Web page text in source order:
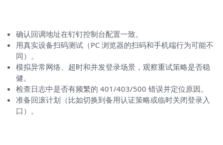
确认回调地址在钉钉控制台配置一致。
用真实设备扫码测试（PC 浏览器的扫码和手机端行为可能不
同）。
模拟异常网络、超时和并发登录场景，观察重试策略是否稳
健。
检查日志中是否有频繁的 401/403/500 错误并定位原因。
准备回滚计划（比如切换到备用认证策略或临时关闭登录入
口）。